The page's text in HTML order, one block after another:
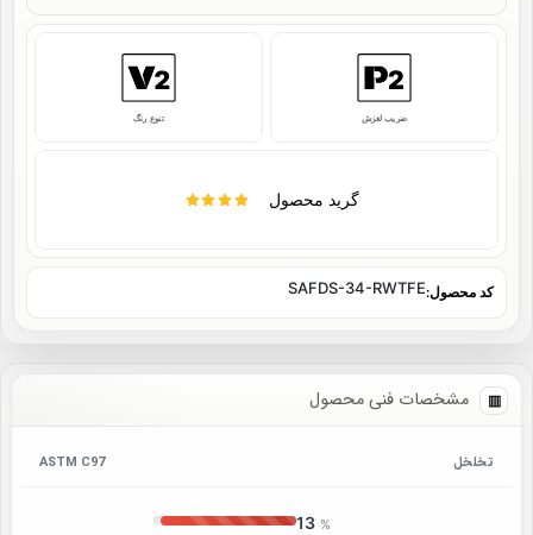
ضریب لغزش تنوع رنگ
گرید محصول
کد محصول:SAFDS-34-RWTFE
مشخصات فنی محصول
تخلخل
13 %
ASTM C97